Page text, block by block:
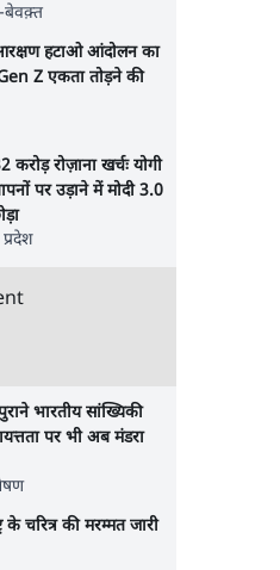
बेवक़्त
आरक्षण हटाओ आंदोलन का
Z एकता तोड़ने की
रोज़ाना खर्चः योगी
पर उड़ाने में मोदी 3.0
भारतीय सांख्यिकी
पर भी अब मंडरा
के चरित्र की मरम्मत जारी